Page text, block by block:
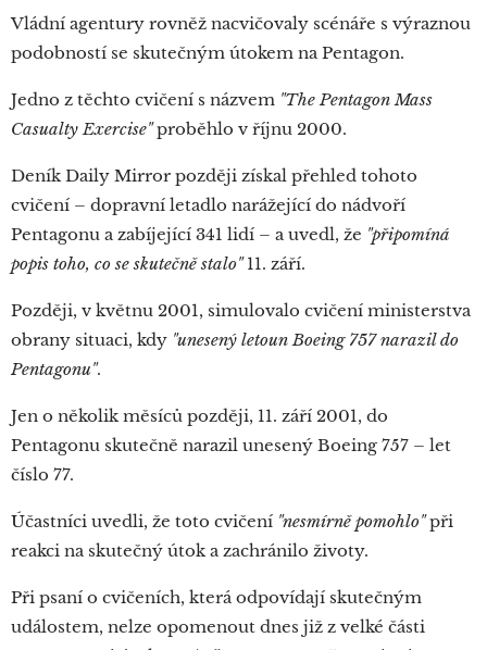
Vládní agentury rovněž nacvičovaly scénáře s výraznou
podobností se skutečným útokem na Pentagon.
Jedno z těchto cvičení s názvem "The Pentagon Mass
Casualty Exercise"proběhlo v říjnu 2000.
Deník Daily Mirror později získal přehled tohoto
cvičení – dopravní letadlo narážející do nádvoří
Pentagonu a zabíjející 341 lidí – a uvedl, že "připomíná
popis toho, co se skutečně stalo"11. září.
Později, v květnu 2001, simulovalo cvičení ministerstva
obrany situaci, kdy "unesený letoun Boeing 757 narazil do
Pentagonu".
Jen o několik měsíců později, 11. září 2001, do
Pentagonu skutečně narazil unesený Boeing 757 – let
číslo 77.
Účastníci uvedli, že toto cvičení "nesmírně pomohlo"při
reakci na skutečný útok a zachránilo životy.
Při psaní o cvičeních, která odpovídají skutečným
událostem, nelze opomenout dnes již z velké části